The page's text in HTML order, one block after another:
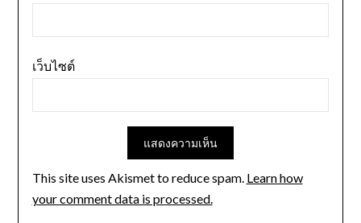
เว็บไซต์
This site uses Akismet to reduce spam. Learn how
your comment data is processed.